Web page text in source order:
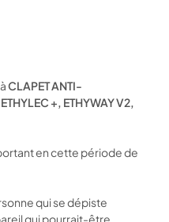
CLAPET ANTI-
+, ETHYWAY V2,
en cette période de
qui se dépiste
qui pourrait-être